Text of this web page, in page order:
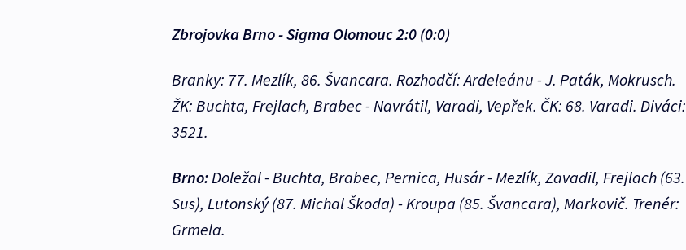
Zbrojovka Brno - Sigma Olomouc 2:0 (0:0)
Branky: 77. Mezlík, 86. Švancara. Rozhodčí: Ardeleánu - J. Paták, Mokrusch.
ŽK: Buchta, Frejlach, Brabec - Navrátil, Varadi, Vepřek. ČK: 68. Varadi. Diváci:
3521.
Brno:Doležal - Buchta, Brabec, Pernica, Husár - Mezlík, Zavadil, Frejlach (63.
Sus), Lutonský (87. Michal Škoda) - Kroupa (85. Švancara), Markovič. Trenér:
Grmela.